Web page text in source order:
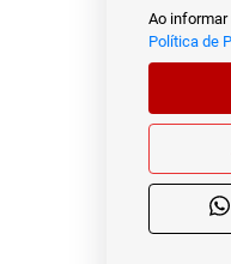
Ao
Política de